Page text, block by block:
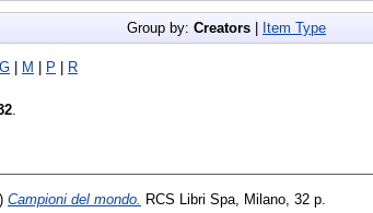
Group by: Creators Item Type
G M P R
.
Campioni del mondo. RCS Libri Spa, Milano, 32 p.